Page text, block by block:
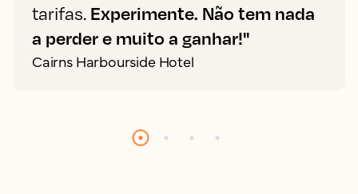
tarifas. Experimente. Não tem nada
a perder e muito a ganhar!"
Cairns Harbourside Hotel